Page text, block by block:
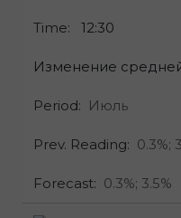
Time: 12:30
Изменение
Period: Июль
Prev. Reading: 0.3%;
Forecast: 0.3%; 3.5%